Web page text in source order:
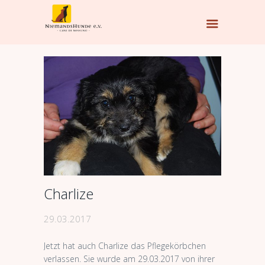
Charlize
29.03.2017
Jetzt hat auch Charlize das Pflegekörbchen
verlassen. Sie wurde am 29.03.2017 von ihrer